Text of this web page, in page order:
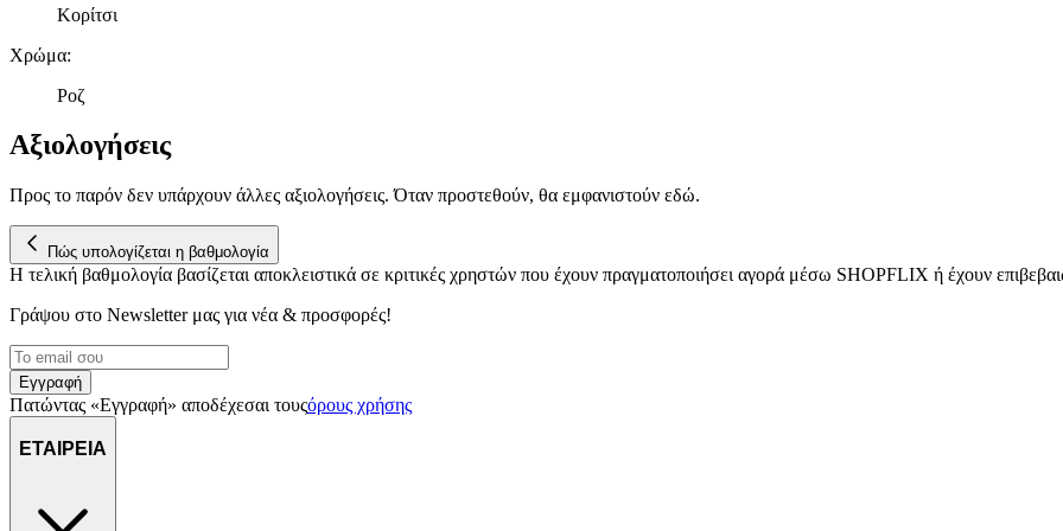
Κορίτσι
Χρώμα:
Ροζ
Αξιολογήσεις
Προς το παρόν δεν υπάρχουν άλλες αξιολογήσεις. Όταν προστεθούν, θα εμφανιστούν εδώ.
Πώς υπολογίζεται η βαθμολογία
Η τελική βαθμολογία βασίζεται αποκλειστικά σε κριτικές χρηστών που έχουν πραγματοποιήσει αγορά μέσω SHOPFLIX ή έχουν
Γράψου στο Νewsletter μας για νέα & προσφορές!
Εγγραφή
Πατώντας «Εγγραφή» αποδέχεσαι τουςόρους χρήσης
ΕΤΑΙΡΕΙΑ